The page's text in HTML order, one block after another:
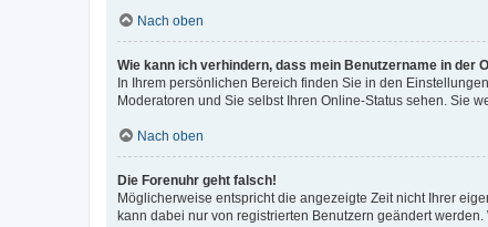
Nach oben
Wie kann ich verhindern, dass mein Benutzername in der
In Ihrem persönlichen Bereich finden Sie in den
Moderatoren und Sie selbst Ihren Online-Status sehen. Sie
Nach oben
Die Forenuhr geht falsch!
Möglicherweise entspricht die angezeigte Zeit nicht Ihrer
kann dabei nur von registrierten Benutzern geändert